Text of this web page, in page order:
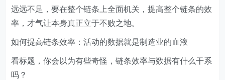
远远不足，要在整个链条上全面机关，提高整个链条的效
率，才气让本身真正立于不败之地。
如何提高链条效率：活动的数据就是制造业的血液
看标题，你会以为有些奇怪，链条效率与数据有什么干系
吗？